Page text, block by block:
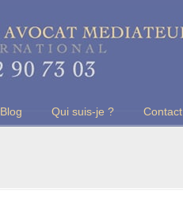
Blog Qui suis-je ? Contact